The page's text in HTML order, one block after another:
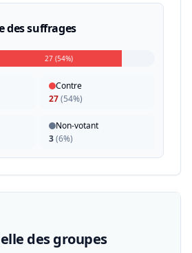
des suffrages
27 (54%)
Contre
27(54%)
Non-votant
3(6%)
des groupes